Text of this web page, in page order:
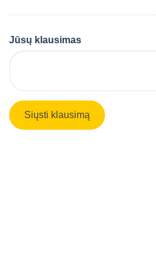
Jūsų klausimas